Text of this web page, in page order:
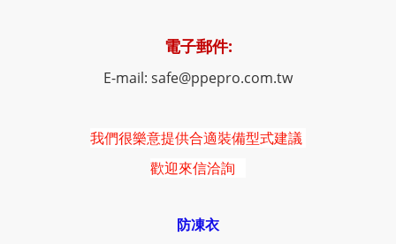
電子郵件:
E-mail: safe@ppepro.com.tw
我們很樂意提供合適裝備型式建議
歡迎來信洽詢
防凍衣